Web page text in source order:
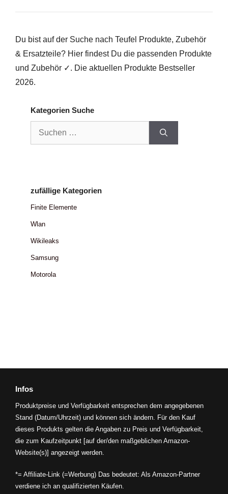
Du bist auf der Suche nach Teufel Produkte, Zubehör
& Ersatzteile? Hier findest Du die passenden Produkte
und Zubehör ✓. Die aktuellen Produkte Bestseller
2026.
Kategorien Suche
zufällige Kategorien
Finite Elemente
Wlan
Wikileaks
Samsung
Motorola
Infos
Produktpreise und Verfügbarkeit entsprechen dem angegebenen
Stand (Datum/Uhrzeit) und können sich ändern. Für den Kauf
dieses Produkts gelten die Angaben zu Preis und Verfügbarkeit,
die zum Kaufzeitpunkt [auf der/den maßgeblichen Amazon-
Website(s)] angezeigt werden.
*= Affiliate-Link (=Werbung) Das bedeutet: Als Amazon-Partner
verdiene ich an qualifizierten Käufen.